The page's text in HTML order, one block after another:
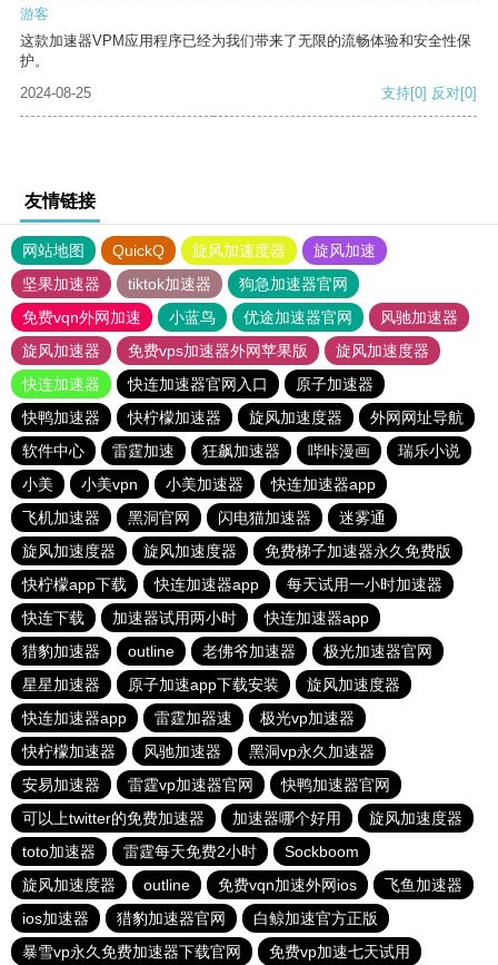
游客
这款加速器VPM应用程序已经为我们带来了无限的流畅体验和安全性保
护。
2024-08-25
支持[0] 反对[0]
友情链接
网站地图 QuickQ 旋风加速度器
旋风加速
坚果加速器
tiktok加速器
狗急加速器官网
免费vqn外网加速
小蓝鸟 优途加速器官网
风驰加速器
旋风加速器
免费vps加速器外网苹果版
旋风加速度器
快连加速器
快连加速器官网入口
原子加速器
快鸭加速器
快柠檬加速器 旋风加速度器
外网网址导航
软件中心
雷霆加速 狂飙加速器 哔咔漫画
瑞乐小说
小美
小美vpn 小美加速器
快连加速器app
飞机加速器
黑洞官网 闪电猫加速器
迷雾通
旋风加速度器
旋风加速度器
免费梯子加速器永久免费版
快柠檬app下载
快连加速器app
每天试用一小时加速器
快连下载
加速器试用两小时
快连加速器app
猎豹加速器
outline 老佛爷加速器
极光加速器官网
星星加速器
原子加速app下载安装
旋风加速度器
快连加速器app
雷霆加器速
极光vp加速器
快柠檬加速器
风驰加速器
黑洞vp永久加速器
安易加速器
雷霆vp加速器官网
快鸭加速器官网
可以上twitter的免费加速器
加速器哪个好用
旋风加速度器
toto加速器
雷霆每天免费2小时
Sockboom
旋风加速度器
outline 免费vqn加速外网ios
飞鱼加速器
ios加速器
猎豹加速器官网
白鲸加速官方正版
暴雪vp永久免费加速器下载官网
免费vp加速七天试用